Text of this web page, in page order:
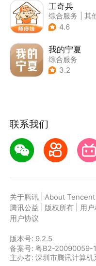
工奇兵
综合服务
其
4.6
我的宁夏
综合服务
3.2
联系我们
关于腾讯 About Tencent
腾讯公益
版权所有 用
用户协议
版本号: 9.2.5
备案号: 粤B2-20090059-
主办者: 深圳市腾讯计算机